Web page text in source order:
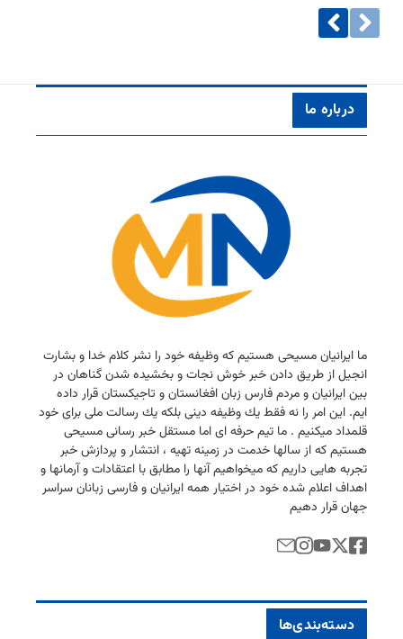
درباره ما
ما ایرانیان مسیحی هستیم كه وظیفه خود را نشر كلام خدا و بشارت
انجیل از طریق دادن خبر خوش نجات و بخشیده شدن گناهان در
بین ایرانیان و مردم فارس زبان افغانستان و تاجیكستان قرار داده
ایم. این امر را نه فقط یك وظیفه دینی بلكه یك رسالت ملی برای خود
قلمداد میكنیم . ما تیم حرفه ای اما مستقل خبر رسانی مسیحی
هستیم كه از سالها خدمت در زمینه تهیه ، انتشار و پردازش خبر
تجربه هایی داریم كه میخواهیم آنها را مطابق با اعتقادات و آرمانها و
اهداف اعلام شده خود در اختیار همه ایرانیان و فارسی زبانان سراسر
جهان قرار دهیم
دسته‌بندی‌ها